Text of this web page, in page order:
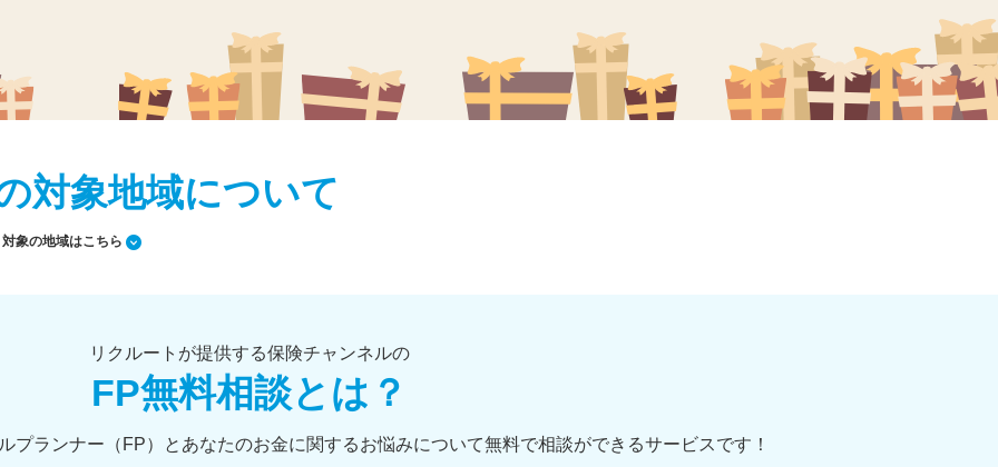
対象地域について
対象の地域はこちら
リクルートが提供する保険チャンネルの
FP無料相談とは？
プランナー（FP）とあなたのお金に関するお悩みについて無料で相談ができるサービスです！